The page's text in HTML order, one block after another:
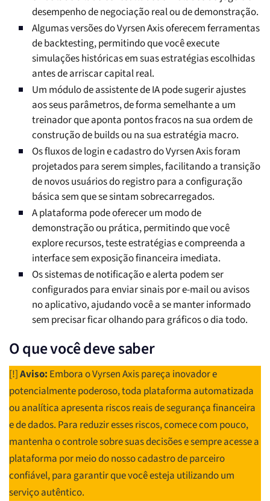
desempenho de negociação real ou de demonstração.
Algumas versões do Vyrsen Axis oferecem ferramentas
de backtesting, permitindo que você execute
simulações históricas em suas estratégias escolhidas
antes de arriscar capital real.
Um módulo de assistente de IA pode sugerir ajustes
aos seus parâmetros, de forma semelhante a um
treinador que aponta pontos fracos na sua ordem de
construção de builds ou na sua estratégia macro.
Os fluxos de login e cadastro do Vyrsen Axis foram
projetados para serem simples, facilitando a transição
de novos usuários do registro para a configuração
básica sem que se sintam sobrecarregados.
A plataforma pode oferecer um modo de
demonstração ou prática, permitindo que você
explore recursos, teste estratégias e compreenda a
interface sem exposição financeira imediata.
Os sistemas de notificação e alerta podem ser
configurados para enviar sinais por e-mail ou avisos
no aplicativo, ajudando você a se manter informado
sem precisar ficar olhando para gráficos o dia todo.
O que você deve saber
[!]Aviso: Embora o Vyrsen Axis pareça inovador e
potencialmente poderoso, toda plataforma automatizada
ou analítica apresenta riscos reais de segurança financeira
e de dados. Para reduzir esses riscos, comece com pouco,
mantenha o controle sobre suas decisões e sempre acesse a
plataforma por meio do nosso cadastro de parceiro
confiável, para garantir que você esteja utilizando um
serviço autêntico.